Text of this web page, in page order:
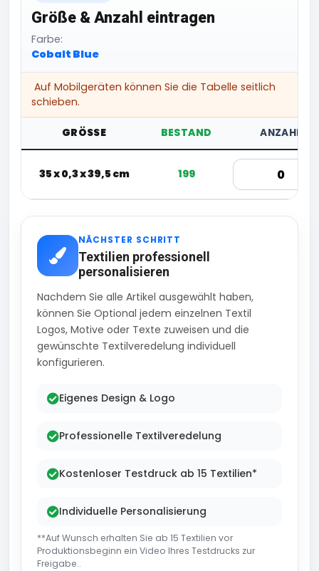
Größe & Anzahl eintragen
Farbe:
Cobalt Blue
Auf Mobilgeräten können Sie die Tabelle seitlich
schieben.
GRÖSSE BESTAND ANZAHL
35 x 0,3 x 39,5 cm 199
NÄCHSTER SCHRITT
Textilien professionell
personalisieren
Nachdem Sie alle Artikel ausgewählt haben,
können Sie Optional jedem einzelnen Textil
Logos, Motive oder Texte zuweisen und die
gewünschte Textilveredelung individuell
konfigurieren.
Eigenes Design & Logo
Professionelle Textilveredelung
Kostenloser Testdruck ab 15 Textilien*
Individuelle Personalisierung
**Auf Wunsch erhalten Sie ab 15 Textilien vor
Produktionsbeginn ein Video Ihres Testdrucks zur
Freigabe..